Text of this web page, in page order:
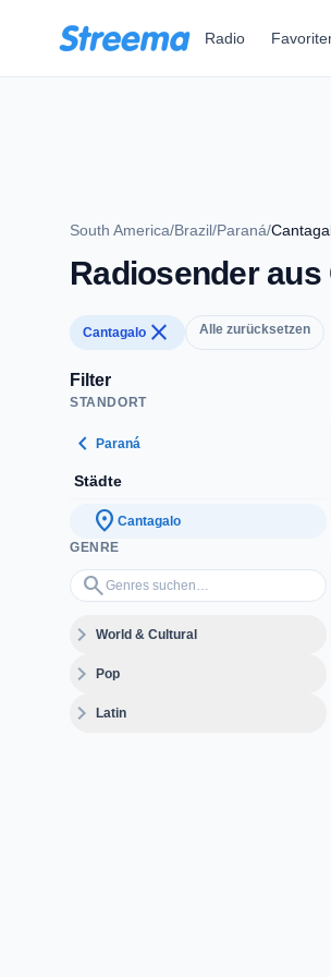
Radio
South America/Brazil/Paraná/
Radiosender aus
Cantagalo close Alle zurücksetzen
Filter
STANDORT
chevron_left Paraná
Städte
location_on Cantagalo
GENRE
search
Genres suchen…
expand_moreWorld & Cultural
expand_morePop
expand_moreLatin